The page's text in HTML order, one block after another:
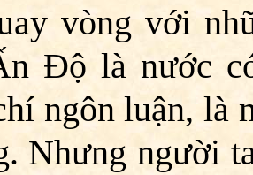
vòng với
Độ là nước
ngôn luận, là
Nhưng người